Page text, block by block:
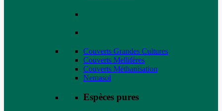
Couverts Grandes Cultures
Couverts Mellifères
Couverts Méthanisation
Nemasol
Espèces pures